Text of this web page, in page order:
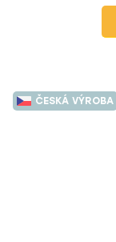
ČESKÁ VÝROBA